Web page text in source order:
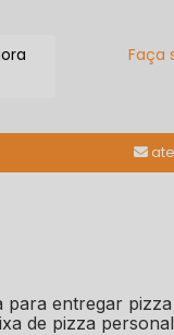
Faça
para entregar pizza
de pizza